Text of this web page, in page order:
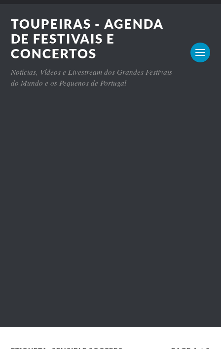
TOUPEIRAS - AGENDA
DE FESTIVAIS E
CONCERTOS
Notícias, Vídeos e Livestream dos Grandes Festivais
do Mundo e os Pequenos de Portugal